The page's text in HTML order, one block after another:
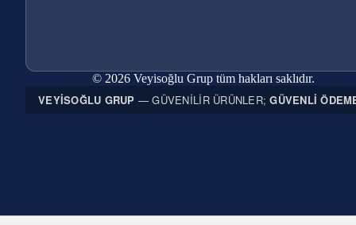
© 2026 Veyisoğlu Grup tüm hakları saklıdır.
VEYISOĞLU GRUP — GÜVENILIR ÜRÜNLER;GÜVENLI